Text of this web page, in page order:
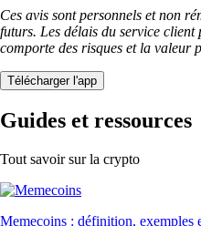
Ces avis sont personnels et non
futurs. Les délais du service client
comporte des risques et la valeur
Télécharger l'app
Guides et ressources
Tout savoir sur la crypto
Memecoins : définition, exemples